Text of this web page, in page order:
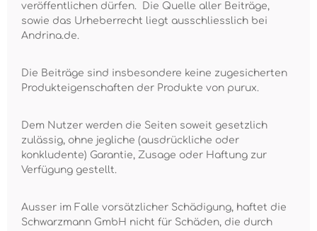
veröffentlichen dürfen. Die Quelle aller Beiträge,
sowie das Urheberrecht liegt ausschliesslich bei
Andrina.de.
Die Beiträge sind insbesondere keine zugesicherten
Produkteigenschaften der Produkte von purux.
Dem Nutzer werden die Seiten soweit gesetzlich
zulässig, ohne jegliche (ausdrückliche oder
konkludente) Garantie, Zusage oder Haftung zur
Verfügung gestellt.
Ausser im Falle vorsätzlicher Schädigung, haftet die
Schwarzmann GmbH nicht für Schäden, die durch